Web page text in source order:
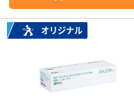
オリジナル